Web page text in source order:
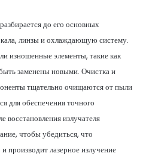
до его основных
линзы и охлаждающую систему.
изношенные элементы, такие как
заменены новыми. Очистка и
тщательно очищаются от пыли
для обеспечения точного
восстановления излучателя
чтобы убедиться, что
производит лазерное излучение